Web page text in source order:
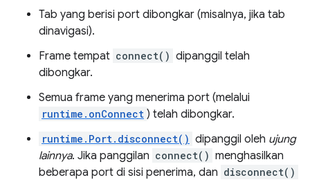
Tab yang berisi port dibongkar (misalnya, jika tab
dinavigasi).
Frame tempat connect() dipanggil telah
dibongkar.
Semua frame yang menerima port (melalui
runtime.onConnect ) telah dibongkar.
runtime.Port.disconnect() dipanggil oleh ujung
lainnya. Jika panggilan connect() menghasilkan
beberapa port di sisi penerima, dan disconnect()